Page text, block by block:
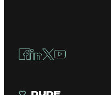
Facebook
LinkedIn
X YouTube